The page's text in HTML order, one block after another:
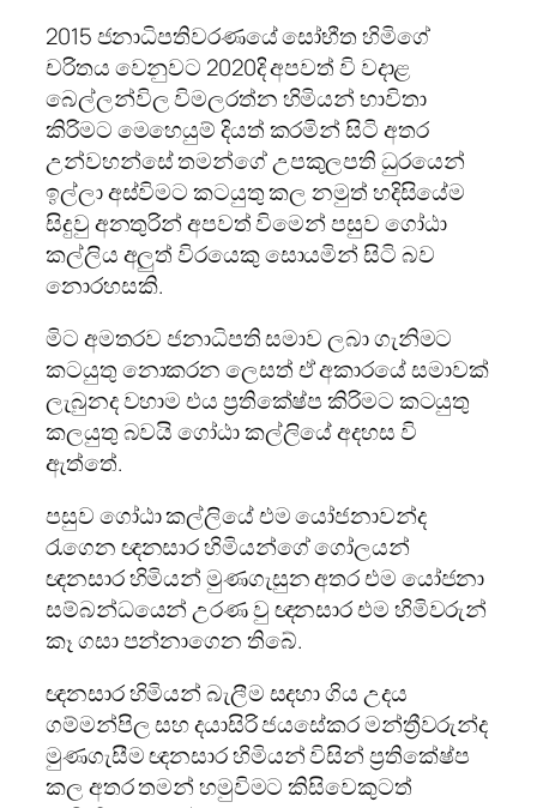
2015 ජනාධිපතිවරණයේ සෝභීත හිමිගේ
චරිතය වෙනුවට 2020දි අපවත් වි වදාළ
බෙල්ලන්විල විමලරත්න හිමියන් භාවිතා
කිරිමට මෙහෙයුම් දියත් කරමින් සිටි අතර
උන්වහන්සේ තමන්ගේ උපකුලපති ධුරයෙන්
ඉල්ලා අස්විමට කටයුතු කල නමුත් හදිසියේම
සිදුවු අනතුරින් අපවත් විමෙන් පසුව ගෝඨා
කල්ලිය අලුත් විරයෙකු සොයමින් සිටි බව
නොරහසකි.
මිට අමතරව ජනාධිපති සමාව ලබා ගැනිමට
කටයුතු නොකරන ලෙසත් ඒ අකාරයේ සමාවක්
ලැබුනද වහාම එය ප්‍රතිකේෂ්ප කිරිමට කටයුතු
කලයුතු බවයි ගෝඨා කල්ලියේ අදහස වි
ඇත්තේ.
පසුව ගෝඨා කල්ලියේ එම යෝජනාවන්ද
රැගෙන ඥනසාර හිමියන්ගේ ගෝලයන්
ඥනසාර හිමියන් මුණගැසුන අතර එම යෝජනා
සම්බන්ධයෙන් උරණ වු ඥනසාර එම හිමිවරුන්
කෑ ගසා පන්නාගෙන තිබේ.
ඥනසාර හිමියන් බැලීම සදහා ගිය උදය
ගම්මන්පිල සහ දයාසිරි ජයසේකර මන්ත්‍රීවරුන්ද
මුණගැසීම ඥනසාර හිමියන් විසින් ප්‍රතිකේෂ්ප
කල අතර තමන් හමුවිමට කිසිවෙකුටත්